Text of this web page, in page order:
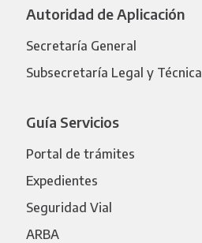
Autoridad de Aplicación
Secretaría General
Subsecretaría Legal y Técnica
Guía Servicios
Portal de trámites
Expedientes
Seguridad Vial
ARBA